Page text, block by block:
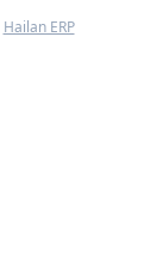
Hailan ERP